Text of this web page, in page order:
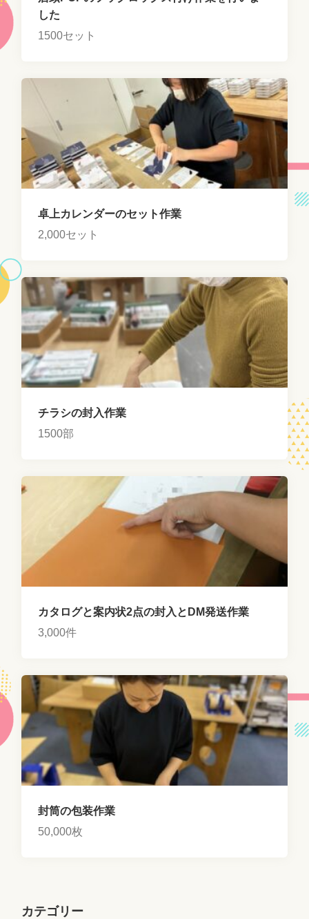
した
1500セット
卓上カレンダーのセット作業
2,000セット
チラシの封入作業
1500部
カタログと案内状2点の封入とDM発送作業
3,000件
封筒の包装作業
50,000枚
カテゴリー